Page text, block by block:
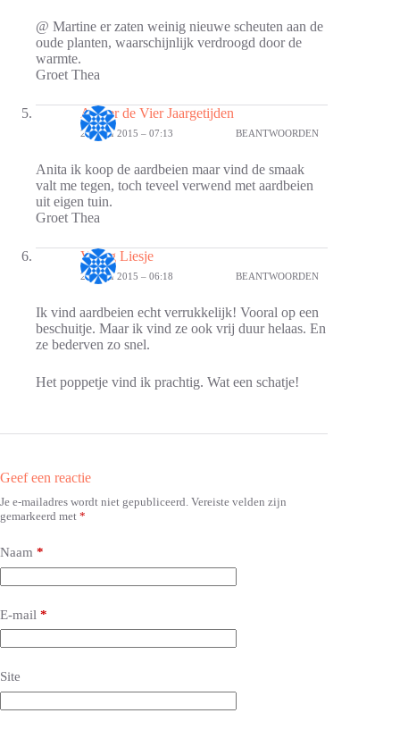
@ Martine er zaten weinig nieuwe scheuten aan de
oude planten, waarschijnlijk verdroogd door de
warmte.
Groet Thea
Atelier de Vier Jaargetijden
21 JULI 2015 – 07:13 BEANTWOORDEN
Anita ik koop de aardbeien maar vind de smaak
valt me tegen, toch teveel verwend met aardbeien
uit eigen tuin.
Groet Thea
Vlijtig Liesje
27 JULI 2015 – 06:18 BEANTWOORDEN
Ik vind aardbeien echt verrukkelijk! Vooral op een
beschuitje. Maar ik vind ze ook vrij duur helaas. En
ze bederven zo snel.
Het poppetje vind ik prachtig. Wat een schatje!
Geef een reactie
Je e-mailadres wordt niet gepubliceerd. Vereiste velden zijn
gemarkeerd met *
Naam *
E-mail *
Site
A
l
e
r
n
t
i
v
: